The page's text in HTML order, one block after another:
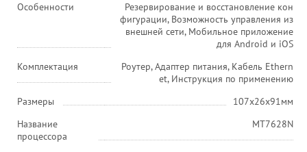
Особенности
Резервирование и восстановление кон
фигурации, Возможность управления из
внешней сети, Мобильное приложение
для Android и iOS
Комплектация
Роутер, Адаптер питания, Кабель Ethern
et, Инструкция по применению
Размеры
107x26x91мм
Название
процессора
MT7628N